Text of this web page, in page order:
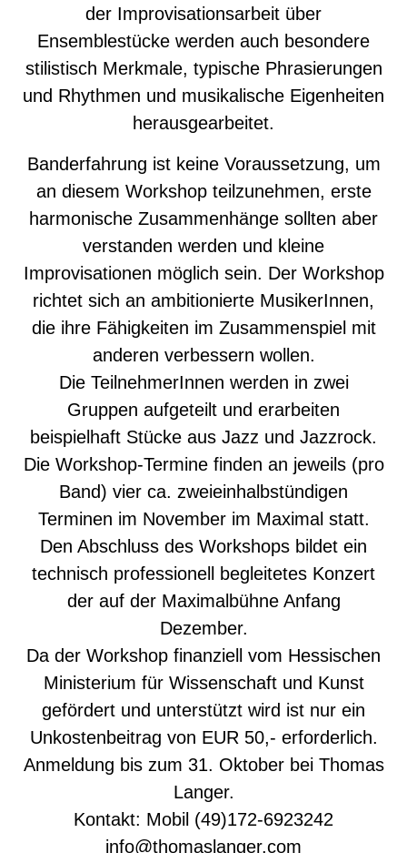
der Improvisationsarbeit über
Ensemblestücke werden auch besondere
stilistisch Merkmale, typische Phrasierungen
und Rhythmen und musikalische Eigenheiten
herausgearbeitet.
Banderfahrung ist keine Voraussetzung, um
an diesem Workshop teilzunehmen, erste
harmonische Zusammenhänge sollten aber
verstanden werden und kleine
Improvisationen möglich sein. Der Workshop
richtet sich an ambitionierte MusikerInnen,
die ihre Fähigkeiten im Zusammenspiel mit
anderen verbessern wollen.
Die TeilnehmerInnen werden in zwei
Gruppen aufgeteilt und erarbeiten
beispielhaft Stücke aus Jazz und Jazzrock.
Die Workshop-Termine finden an jeweils (pro
Band) vier ca. zweieinhalbstündigen
Terminen im November im Maximal statt.
Den Abschluss des Workshops bildet ein
technisch professionell begleitetes Konzert
der auf der Maximalbühne Anfang
Dezember.
Da der Workshop finanziell vom Hessischen
Ministerium für Wissenschaft und Kunst
gefördert und unterstützt wird ist nur ein
Unkostenbeitrag von EUR 50,- erforderlich.
Anmeldung bis zum 31. Oktober bei Thomas
Langer.
Kontakt: Mobil (49)172-6923242
info@thomaslanger.com